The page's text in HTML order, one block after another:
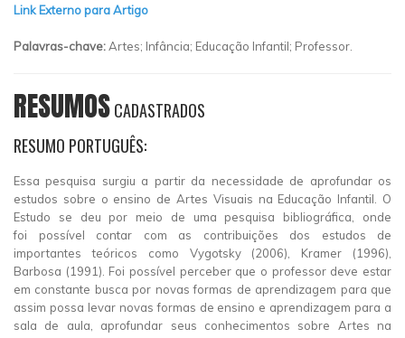
Link Externo para Artigo
Palavras-chave:Artes; Infância; Educação Infantil; Professor.
RESUMOSCADASTRADOS
RESUMO PORTUGUÊS:
Essa pesquisa surgiu a partir da necessidade de aprofundar os
estudos sobre o ensino de Artes Visuais na Educação Infantil. O
Estudo se deu por meio de uma pesquisa bibliográfica, onde
foi possível contar com as contribuições dos estudos de
importantes teóricos como Vygotsky (2006), Kramer (1996),
Barbosa (1991). Foi possível perceber que o professor deve estar
em constante busca por novas formas de aprendizagem para que
assim possa levar novas formas de ensino e aprendizagem para a
sala de aula, aprofundar seus conhecimentos sobre Artes na